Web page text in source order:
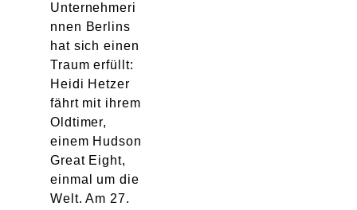
Unternehmeri
nnen Berlins
hat sich einen
Traum erfüllt:
Heidi Hetzer
fährt mit ihrem
Oldtimer,
einem Hudson
Great Eight,
einmal um die
Welt. Am 27.